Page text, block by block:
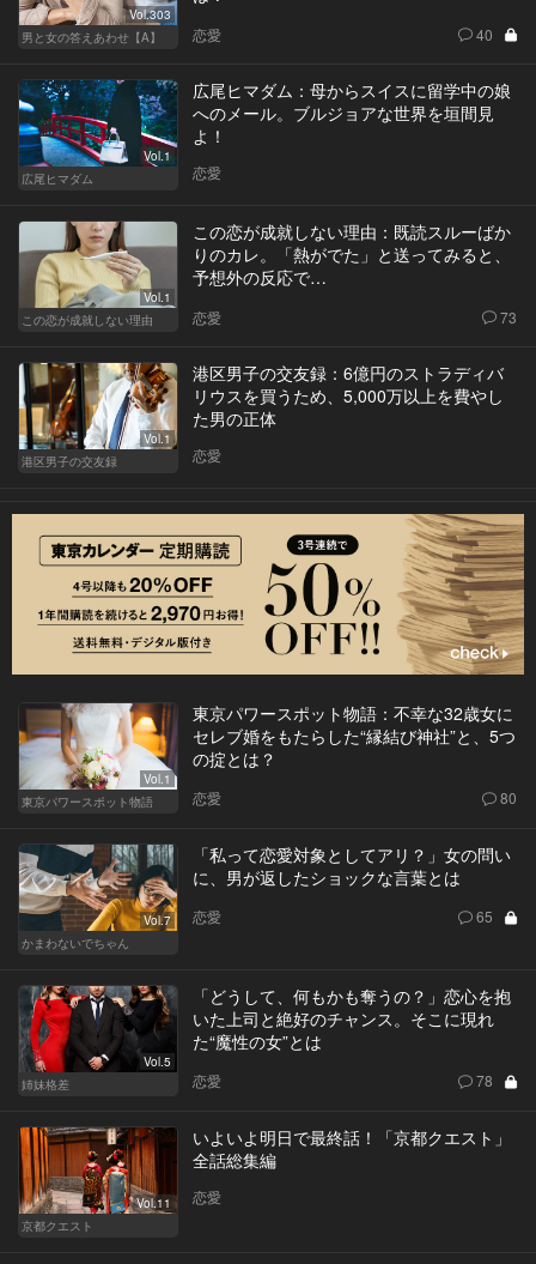
Vol.303
男と女の答えあわせ【A】
恋愛 40
Vol.1
広尾ヒマダム
広尾ヒマダム：母からスイスに留学中の娘
へのメール。ブルジョアな世界を垣間見
よ！
恋愛
Vol.1
この恋が成就しない理由
この恋が成就しない理由：既読スルーばか
りのカレ。「熱がでた」と送ってみると、
予想外の反応で…
恋愛 73
Vol.1
港区男子の交友録
港区男子の交友録：6億円のストラディバ
リウスを買うため、5,000万以上を費やし
た男の正体
恋愛
Vol.1
東京パワースポット物語
東京パワースポット物語：不幸な32歳女に
セレブ婚をもたらした“縁結び神社”と、5つ
の掟とは？
恋愛 80
Vol.7
かまわないでちゃん
「私って恋愛対象としてアリ？」女の問い
に、男が返したショックな言葉とは
恋愛 65
Vol.5
姉妹格差
「どうして、何もかも奪うの？」恋心を抱
いた上司と絶好のチャンス。そこに現れ
た“魔性の女”とは
恋愛 78
Vol.11
京都クエスト
いよいよ明日で最終話！「京都クエスト」
全話総集編
恋愛